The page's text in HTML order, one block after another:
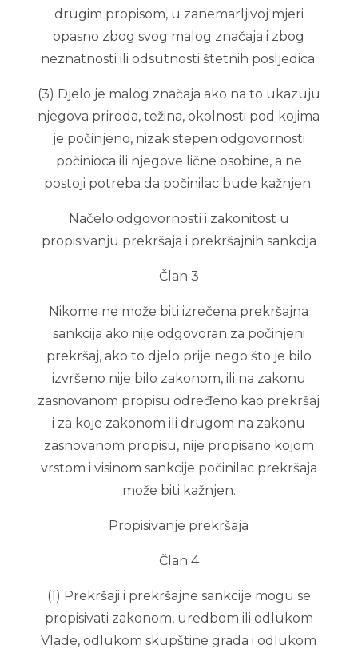
drugim propisom, u zanemarljivoj mjeri
opasno zbog svog malog značaja i zbog
neznatnosti ili odsutnosti štetnih posljedica.
(3) Djelo je malog značaja ako na to ukazuju
njegova priroda, težina, okolnosti pod kojima
je počinjeno, nizak stepen odgovornosti
počinioca ili njegove lične osobine, a ne
postoji potreba da počinilac bude kažnjen.
Načelo odgovornosti i zakonitost u
propisivanju prekršaja i prekršajnih sankcija
Član 3
Nikome ne može biti izrečena prekršajna
sankcija ako nije odgovoran za počinjeni
prekršaj, ako to djelo prije nego što je bilo
izvršeno nije bilo zakonom, ili na zakonu
zasnovanom propisu određeno kao prekršaj
i za koje zakonom ili drugom na zakonu
zasnovanom propisu, nije propisano kojom
vrstom i visinom sankcije počinilac prekršaja
može biti kažnjen.
Propisivanje prekršaja
Član 4
(1) Prekršaji i prekršajne sankcije mogu se
propisivati zakonom, uredbom ili odlukom
Vlade, odlukom skupštine grada i odlukom